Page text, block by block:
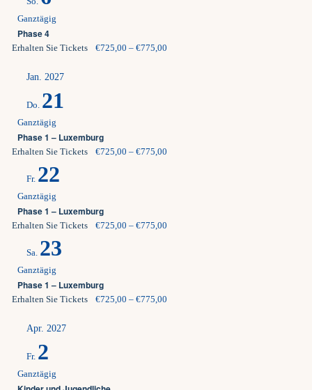
Ganztägig
Phase 4
Erhalten Sie Tickets €725,00 – €775,00
Jan. 2027
Do. 21
Ganztägig
Phase 1 – Luxemburg
Erhalten Sie Tickets €725,00 – €775,00
Fr. 22
Ganztägig
Phase 1 – Luxemburg
Erhalten Sie Tickets €725,00 – €775,00
Sa. 23
Ganztägig
Phase 1 – Luxemburg
Erhalten Sie Tickets €725,00 – €775,00
Apr. 2027
Fr. 2
Ganztägig